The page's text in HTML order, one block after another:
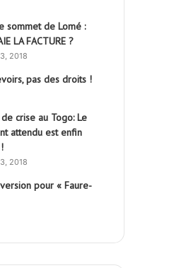
sommet de Lomé :
LA FACTURE ?
2018
pas des droits !
crise au Togo: Le
attendu est enfin
2018
pour « Faure-